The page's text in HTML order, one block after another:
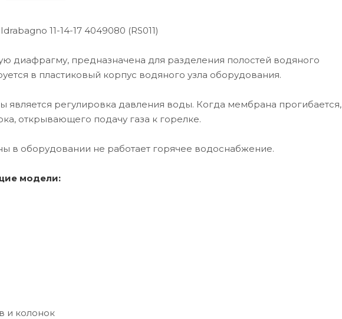
11-14-17 4049080 (RS011)
диафрагму, предназначена для разделения полостей водяного
в пластиковый корпус водяного узла оборудования.
регулировка давления воды. Когда мембрана прогибается,
открывающего подачу газа к горелке.
в оборудовании не работает горячее водоснабжение.
модели:
и колонок